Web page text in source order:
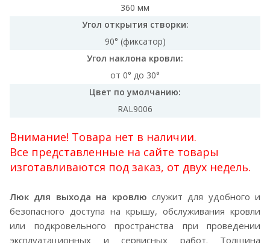
360 мм
Угол открытия створки:
90° (фиксатор)
Угол наклона кровли:
от 0° до 30°
Цвет по умолчанию:
RAL9006
Внимание! Товара нет в наличии.
Все представленные на сайте товары
изготавливаются под заказ, от двух недель.
Люк для выхода на кровлю служит для удобного и
безопасного доступа на крышу, обслуживания кровли
или подкровельного пространства при проведении
эксплуатационных и сервисных работ. Толщина